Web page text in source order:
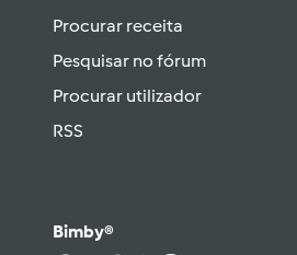
Procurar receita
Pesquisar no fórum
Procurar utilizador
RSS
Bimby®